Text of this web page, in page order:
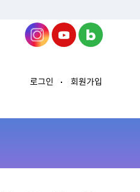
로그인 회원가입